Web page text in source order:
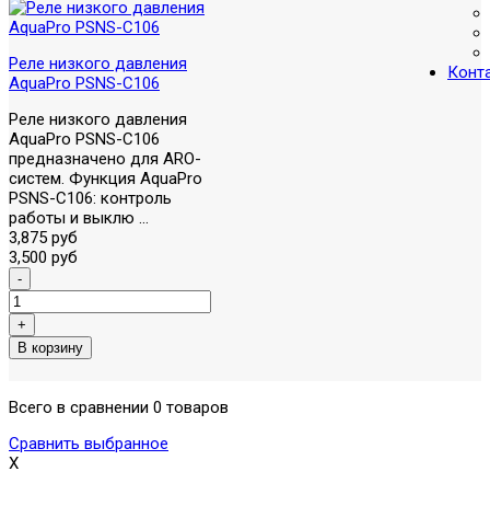
Реле низкого давления
AquaPro PSNS-C106
Реле низкого давления
AquaPro PSNS-C106
предназначено для ARO-
систем. Функция AquaPro
PSNS-C106: контроль
работы и выклю ...
3,875 руб
3,500 руб
Всего в сравнении 0 товаров
Сравнить выбранное
X